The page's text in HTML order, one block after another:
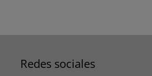
Redes sociales